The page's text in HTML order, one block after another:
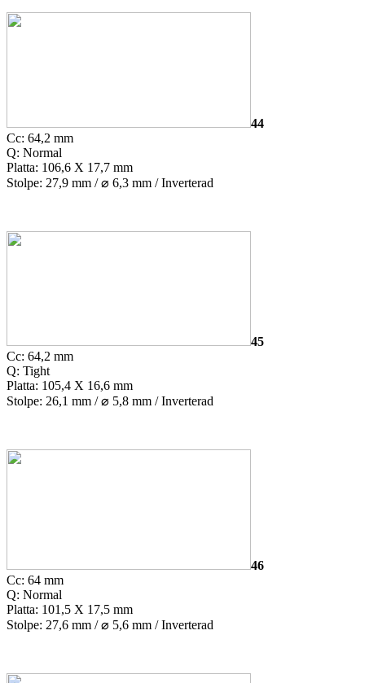
44
Cc: 64,2 mm
Q: Normal
Platta: 106,6 X 17,7 mm
Stolpe: 27,9 mm /⌀ 6,3 mm / Inverterad
45
Cc: 64,2 mm
Q: Tight
Platta: 105,4 X 16,6 mm
Stolpe: 26,1 mm /⌀ 5,8 mm / Inverterad
46
Cc: 64 mm
Q: Normal
Platta: 101,5 X 17,5 mm
Stolpe: 27,6 mm /⌀ 5,6 mm / Inverterad